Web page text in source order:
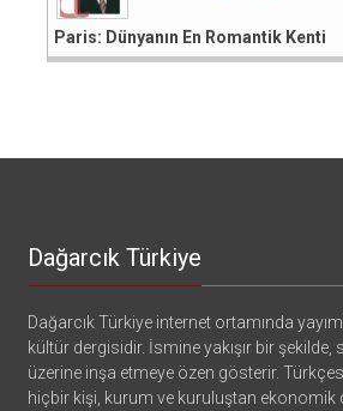
Paris: Dünyanın En Romantik Kenti
Dağarcık Türkiye
Dağarcık Türkiye internet ortamında
kültür dergisidir. İsmine yakışır bir şekilde,
üzerine inşa etmeye özen gösterir. Türkçesi
hiçbir kişi, kurum ve kuruluştan ekonomik